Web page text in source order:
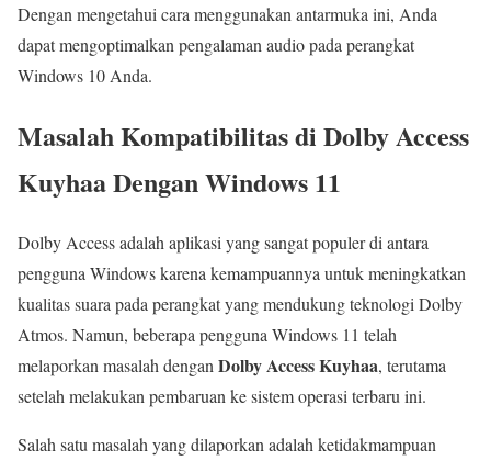
Dengan mengetahui cara menggunakan antarmuka ini, Anda
dapat mengoptimalkan pengalaman audio pada perangkat
Windows 10 Anda.
Masalah Kompatibilitas di Dolby Access
Kuyhaa Dengan Windows 11
Dolby Access adalah aplikasi yang sangat populer di antara
pengguna Windows karena kemampuannya untuk meningkatkan
kualitas suara pada perangkat yang mendukung teknologi Dolby
Atmos. Namun, beberapa pengguna Windows 11 telah
melaporkan masalah dengan Dolby Access Kuyhaa, terutama
setelah melakukan pembaruan ke sistem operasi terbaru ini.
Salah satu masalah yang dilaporkan adalah ketidakmampuan